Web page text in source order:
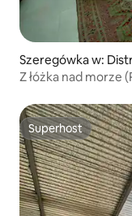
Szeregówka w:
Z łóżka nad morze
Superhost
Superhost